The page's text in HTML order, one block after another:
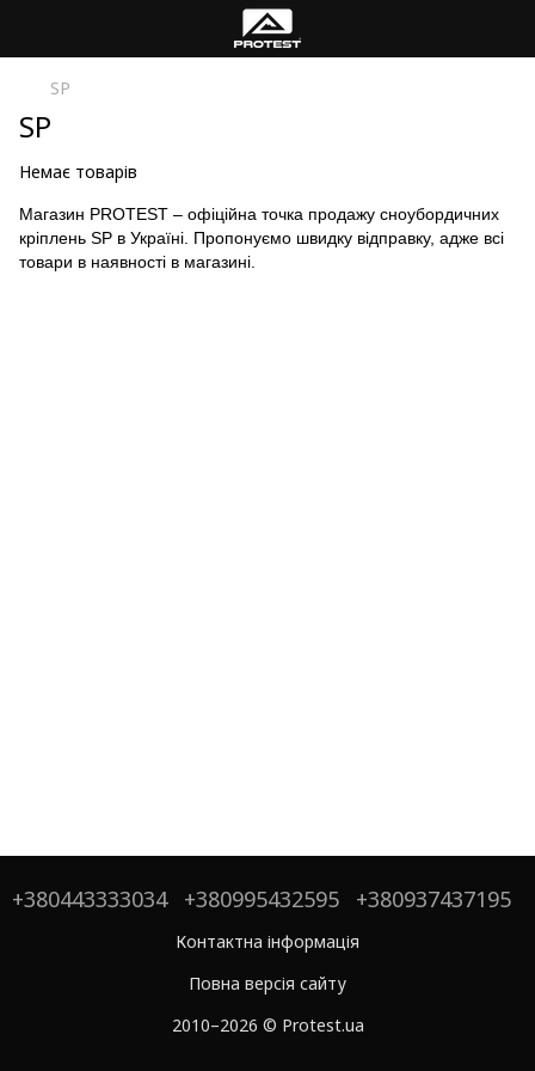
SP
SP
Немає товарів
Магазин PROTEST – офіційна точка продажу сноубордичних
кріплень SP в Україні. Пропонуємо швидку відправку, адже всі
товари в наявності в магазині.
+380443333034 +380995432595 +380937437195
Контактна інформація
Повна версія сайту
2010–2026 © Protest.ua